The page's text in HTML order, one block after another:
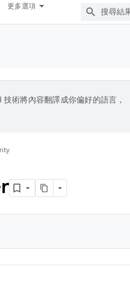
更多選項
術將內容翻譯成你偏好的語言，